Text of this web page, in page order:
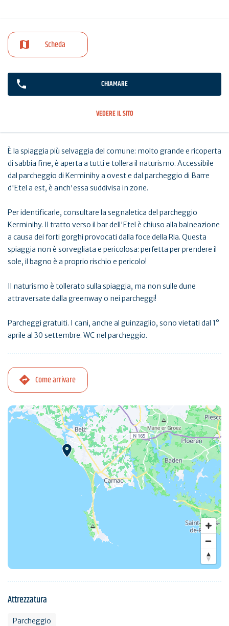
Scheda
CHIAMARE
VEDERE IL SITO
È la spiaggia più selvaggia del comune: molto grande e ricoperta
di sabbia fine, è aperta a tutti e tollera il naturismo. Accessibile
dal parcheggio di Kerminihy a ovest e dal parcheggio di Barre
d'Etel a est, è anch'essa suddivisa in zone.
Per identificarle, consultare la segnaletica del parcheggio
Kerminihy. Il tratto verso il bar dell'Etel è chiuso alla balneazione
a causa dei forti gorghi provocati dalla foce della Ria. Questa
spiaggia non è sorvegliata e pericolosa: perfetta per prendere il
sole, il bagno è a proprio rischio e pericolo!
Il naturismo è tollerato sulla spiaggia, ma non sulle dune
attraversate dalla greenway o nei parcheggi!
Parcheggi gratuiti. I cani, anche al guinzaglio, sono vietati dal 1°
aprile al 30 settembre. WC nel parcheggio.
Come arrivare
Attrezzatura
Parcheggio